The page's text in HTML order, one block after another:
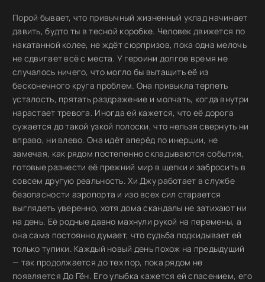
Порой бывает, что привычный жизненный уклад начинает
давить, будто ты в тесной коробке. Человек движется по
накатанной колее, не ждёт сюрпризов, пока одна мелочь
не сдвигает всё с места. У героини долгое время не
случалось ничего, что могло бы вытащить её из
бесконечного круга проблем. Она привыкла терпеть
усталость, прятать раздражение и молчать, когда внутри
нарастает тревога. Иногда ей кажется, что её дорога
сужается до такой узкой полоски, что нельзя свернуть ни
вправо, ни влево. Она идёт вперёд по инерции, не
замечая, как рядом постепенно складываются события,
готовые разнести её прежний мир в щепки и забросить в
совсем другую реальность. Хи Джу работает в службе
безопасности аэропорта и изо всех сил старается
выглядеть уверенно, хотя дома скандалы не затихают ни
на день. Её родные давно махнули рукой на перемены, а
она сама постоянно думает, что судьба подкидывает ей
только тупики. Каждый новый день похож на предыдущий
— так продолжается до тех пор, пока рядом не
появляется До Гён. Его улыбка кажется ей спасением, его